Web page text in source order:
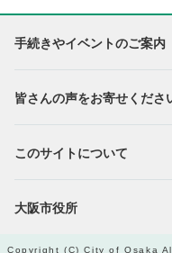
手続きやイベントのご案内
皆さんの声をお寄せくださ
このサイトについて
大阪市役所
Copyright (C) City of Osaka